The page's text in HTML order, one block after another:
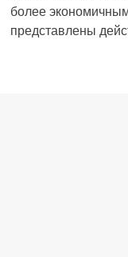
более
представлены